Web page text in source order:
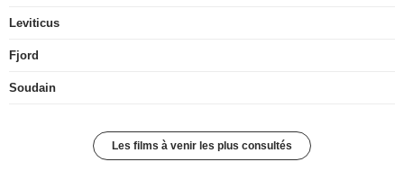
Leviticus
Fjord
Soudain
Les films à venir les plus consultés